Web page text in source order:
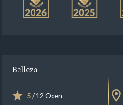
Belleza
5/ 12 Ocen